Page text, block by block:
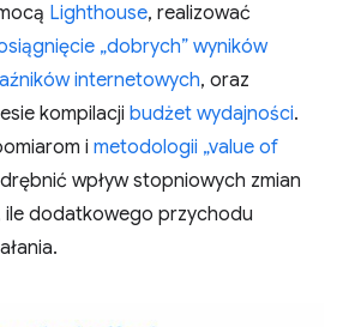
Lighthouse, realizować
„dobrych” wyników
internetowych, oraz
kompilacji budżet wydajności.
i metodologii „value of
wpływ stopniowych zmian
ile dodatkowego przychodu